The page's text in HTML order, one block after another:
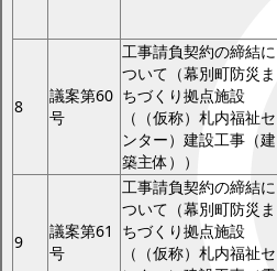
8
議案第60
号
工事請負契約の締結に
ついて（幕別町防災ま
ちづくり拠点施設
（（仮称）札内福祉セ
ンター）建設工事（建
築主体））
9
議案第61
号
工事請負契約の締結に
ついて（幕別町防災ま
ちづくり拠点施設
（（仮称）札内福祉セ